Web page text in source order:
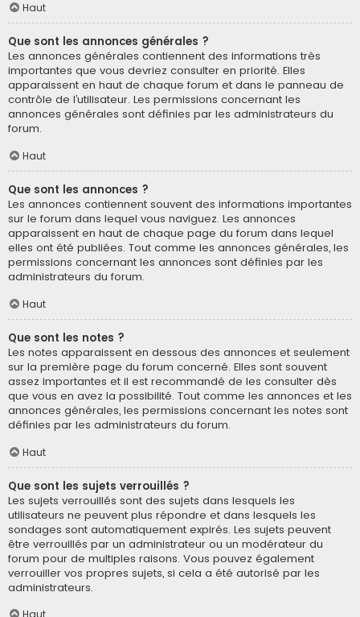
Haut
Que sont les annonces générales ?
Les annonces générales contiennent des informations très
importantes que vous devriez consulter en priorité. Elles
apparaissent en haut de chaque forum et dans le panneau de
contrôle de l’utilisateur. Les permissions concernant les
annonces générales sont définies par les administrateurs du
forum.
Haut
Que sont les annonces ?
Les annonces contiennent souvent des informations importantes
sur le forum dans lequel vous naviguez. Les annonces
apparaissent en haut de chaque page du forum dans lequel
elles ont été publiées. Tout comme les annonces générales, les
permissions concernant les annonces sont définies par les
administrateurs du forum.
Haut
Que sont les notes ?
Les notes apparaissent en dessous des annonces et seulement
sur la première page du forum concerné. Elles sont souvent
assez importantes et il est recommandé de les consulter dès
que vous en avez la possibilité. Tout comme les annonces et les
annonces générales, les permissions concernant les notes sont
définies par les administrateurs du forum.
Haut
Que sont les sujets verrouillés ?
Les sujets verrouillés sont des sujets dans lesquels les
utilisateurs ne peuvent plus répondre et dans lesquels les
sondages sont automatiquement expirés. Les sujets peuvent
être verrouillés par un administrateur ou un modérateur du
forum pour de multiples raisons. Vous pouvez également
verrouiller vos propres sujets, si cela a été autorisé par les
administrateurs.